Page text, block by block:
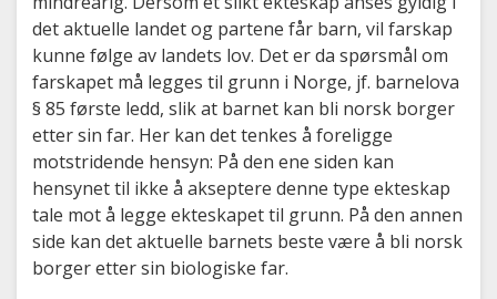
det aktuelle landet og partene får barn, vil farskap
kunne følge av landets lov. Det er da spørsmål om
farskapet må legges til grunn i Norge, jf. barnelova
§ 85 første ledd, slik at barnet kan bli norsk borger
etter sin far. Her kan det tenkes å foreligge
motstridende hensyn: På den ene siden kan
hensynet til ikke å akseptere denne type ekteskap
tale mot å legge ekteskapet til grunn. På den annen
side kan det aktuelle barnets beste være å bli norsk
borger etter sin biologiske far.